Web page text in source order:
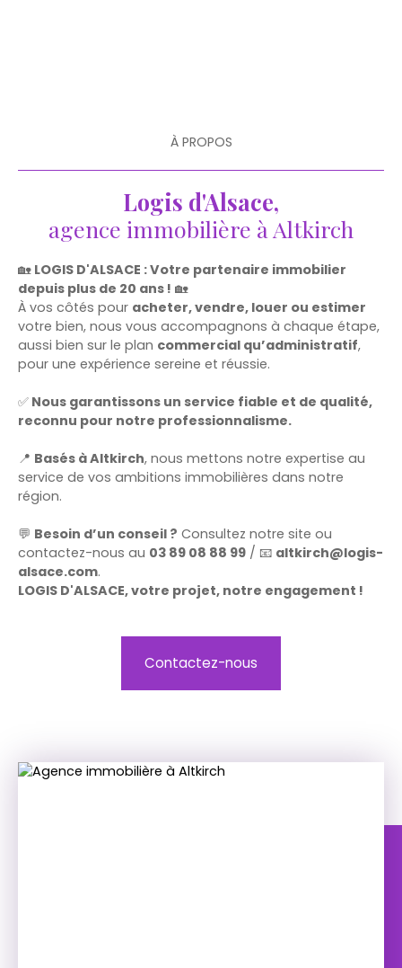
À PROPOS
Logis d'Alsace,
agence immobilière à Altkirch
🏡 LOGIS D'ALSACE : Votre partenaire immobilier
depuis plus de 20 ans ! 🏡
À vos côtés pour acheter, vendre, louer ou estimer
votre bien, nous vous accompagnons à chaque étape,
aussi bien sur le plan commercial qu’administratif,
pour une expérience sereine et réussie.
✅ Nous garantissons un service fiable et de qualité,
reconnu pour notre professionnalisme.
📍 Basés à Altkirch, nous mettons notre expertise au
service de vos ambitions immobilières dans notre
région.
💬 Besoin d’un conseil ? Consultez notre site ou
contactez-nous au 03 89 08 88 99 / 📧 altkirch@logis-
alsace.com.
LOGIS D'ALSACE, votre projet, notre engagement !
Contactez-nous